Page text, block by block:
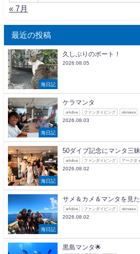
« 7月
最近の投稿
海日記
久しぶりのボート！
2026.08.05
海日記
ケラマンタ
arkdive ファンダイビング okinawa
2026.08.03
海日記
50ダイブ記念にマンタ三
arkdive ファンダイビング アークダ
2026.08.02
海日記
サメ＆カメ＆マンタを見
arkdive ファンダイビング okinawa
2026.08.02
黒島マンタ🌟